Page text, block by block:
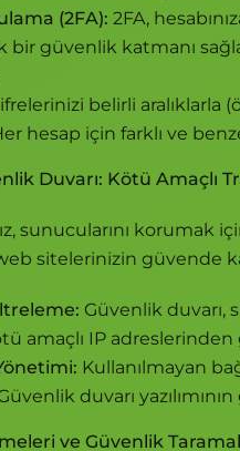
(2FA): 2FA,
bir güvenlik katmanı
belirli aralıklarla
hesap için farklı ve
Duvarı: Kötü Amaçlı
sunucularını korumak
sitelerinizin güvende
Güvenlik
amaçlı IP
Kullanılmayan
duvarı
ve Güvenlik